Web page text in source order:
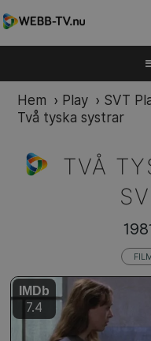
Hem › Play › SVT
Två tyska systrar
TVÅ
IMDb
7.4